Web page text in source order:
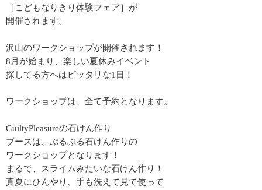
［こどもなりきり体験フェア］が
開催されます。
沢山のワークショップが開催されます！
8月が始まり、楽しい夏休みイベント
探してる方へはピッタリな1日！
ワークショップは、全て予約となります。
GuiltyPleasureの石けん作り
ブースは、ぷるぷる石けん作りの
ワークショップとなります！
まるで、スライムみたいな石けん作り！
真夏にひんやり、手も洗えて見て使って